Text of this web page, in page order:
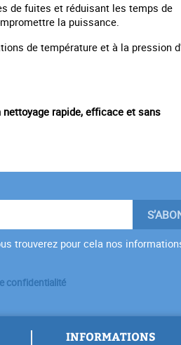
de fuites et réduisant les temps de
la puissance.
de température et à la pression
rapide, efficace et sans
trouverez pour cela nos
confidentialité
INFORMATIONS